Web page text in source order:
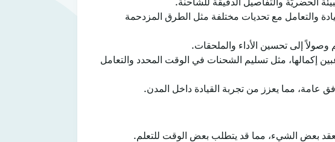
والتعامل مع تحديات مختلفة مثل الطرق المزدحمة
إلى تحسين الأداء والملحقات.
إكمالها، مثل تسليم الشحنات في الوقت المحدد والتعامل
عامة، مما يعزز من تجربة القيادة داخل المدن.
بعض الشيء، مما قد يتطلب بعض الوقت للتعلم.